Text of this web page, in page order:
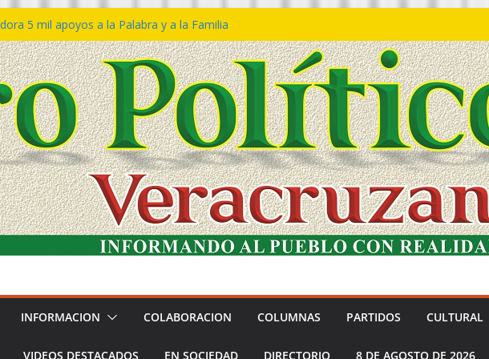
5 mil apoyos a la Palabra y a la Familia
Declaraciones de Procedencia en contra
𝙂𝙤𝙗𝙞𝙚𝙧𝙣𝙤 𝙙𝙚𝙡 𝙀𝙨𝙩𝙖𝙙𝙤 𝙖 𝙙𝙞𝙨𝙛𝙧𝙪𝙩𝙖𝙧
𝙙𝙚𝙡 𝙈𝙖𝙧 𝙚𝙣 𝘾𝙤𝙖𝙩𝙯𝙖𝙘𝙤𝙖𝙡𝙘𝙤𝙨
de policías con vocación de servicio y
SSP
Bravo rechaza acusaciones y asegura que
solicitud de desafuero
INFORMACION COLABORACION COLUMNAS PARTIDOS CULTURAL
VIDEOS DESTACADOS EN SOCIEDAD DIRECTORIO 8 DE AGOSTO DE 2026